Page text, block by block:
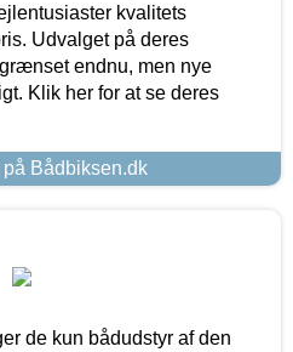
kvalitets
Udvalget på deres
endnu, men nye
Klik her for at se deres
Bådbiksen.dk
de kun bådudstyr af den